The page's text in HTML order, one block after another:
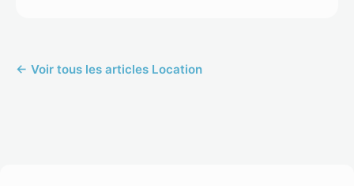
← Voir tous les articles Location